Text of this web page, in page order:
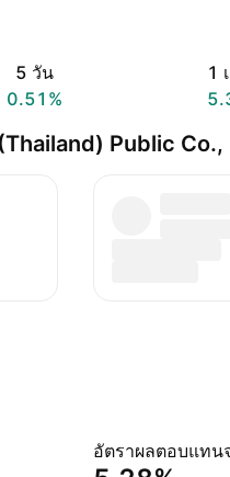
5 วัน
0.51%
1
Public Co.,